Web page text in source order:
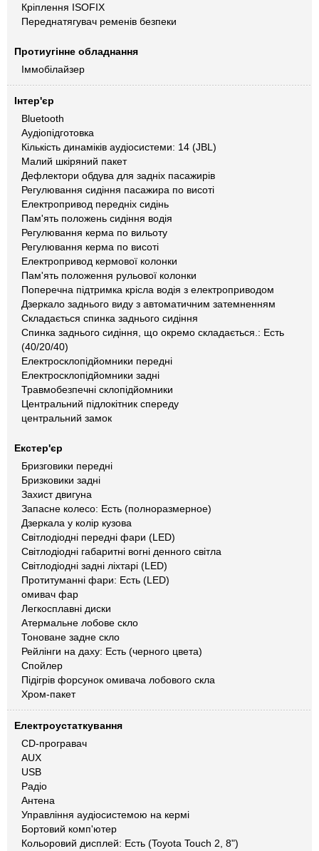
Кріплення ISOFIX
Переднатягувач ременів безпеки
Протиугінне обладнання
Іммобілайзер
Інтер'єр
Bluetooth
Аудіопідготовка
Кількість динаміків аудіосистеми: 14 (JBL)
Малий шкіряний пакет
Дефлектори обдува для задніх пасажирів
Регулювання сидіння пасажира по висоті
Електропривод передніх сидінь
Пам'ять положень сидіння водія
Регулювання керма по вильоту
Регулювання керма по висоті
Електропривод кермової колонки
Пам'ять положення рульової колонки
Поперечна підтримка крісла водія з електроприводом
Дзеркало заднього виду з автоматичним затемненням
Складається спинка заднього сидіння
Спинка заднього сидіння, що окремо складається.: Есть
(40/20/40)
Електросклопідйомники передні
Електросклопідйомники задні
Травмобезпечні склопідйомники
Центральний підлокітник спереду
центральний замок
Екстер'єр
Бризговики передні
Бризковики задні
Захист двигуна
Запасне колесо: Есть (полноразмерное)
Дзеркала у колір кузова
Світлодіодні передні фари (LED)
Світлодіодні габаритні вогні денного світла
Світлодіодні задні ліхтарі (LED)
Протитуманні фари: Есть (LED)
омивач фар
Легкосплавні диски
Атермальне лобове скло
Тоноване задне скло
Рейлінги на даху: Есть (черного цвета)
Спойлер
Підігрів форсунок омивача лобового скла
Хром-пакет
Електроустаткування
CD-програвач
AUX
USB
Радіо
Антена
Управління аудіосистемою на кермі
Бортовий комп'ютер
Кольоровий дисплей: Есть (Toyota Touch 2, 8")